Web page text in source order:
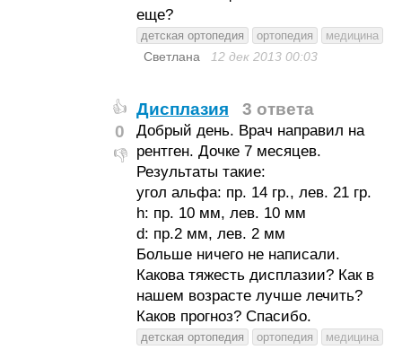
еще?
детская ортопедия ортопедия медицина
Светлана 12 дек 2013 00:03
👍
0
👎
Дисплазия 3 ответа
Добрый день. Врач направил на
рентген. Дочке 7 месяцев.
Результаты такие:
угол альфа: пр. 14 гр., лев. 21 гр.
h: пр. 10 мм, лев. 10 мм
d: пр.2 мм, лев. 2 мм
Больше ничего не написали.
Какова тяжесть дисплазии? Как в
нашем возрасте лучше лечить?
Каков прогноз? Спасибо.
детская ортопедия ортопедия медицина